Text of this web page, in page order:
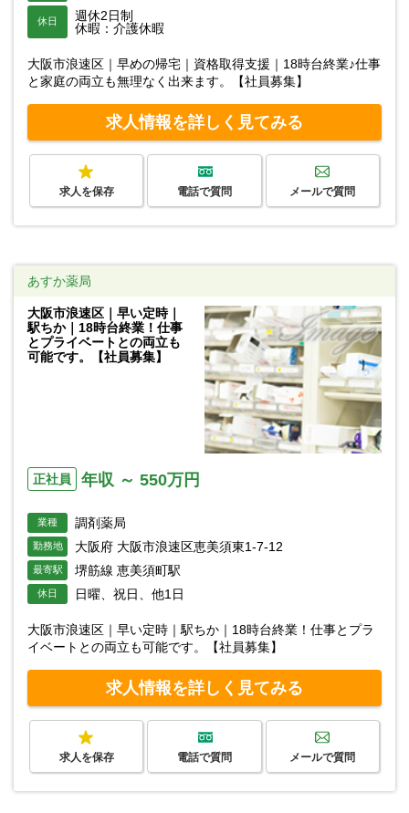
休日
週休2日制
休暇：介護休暇
大阪市浪速区｜早めの帰宅｜資格取得支援｜18時台終業♪仕事
と家庭の両立も無理なく出来ます。【社員募集】
求人情報を詳しく見てみる
求人を保存 電話で質問 メールで質問
あすか薬局
大阪市浪速区｜早い定時｜
駅ちか｜18時台終業！仕事
とプライベートとの両立も
可能です。【社員募集】
正社員 年収 ～ 550万円
業種 調剤薬局
勤務地 大阪府 大阪市浪速区恵美須東1-7-12
最寄駅 堺筋線 恵美須町駅
休日 日曜、祝日、他1日
大阪市浪速区｜早い定時｜駅ちか｜18時台終業！仕事とプラ
イベートとの両立も可能です。【社員募集】
求人情報を詳しく見てみる
求人を保存 電話で質問 メールで質問